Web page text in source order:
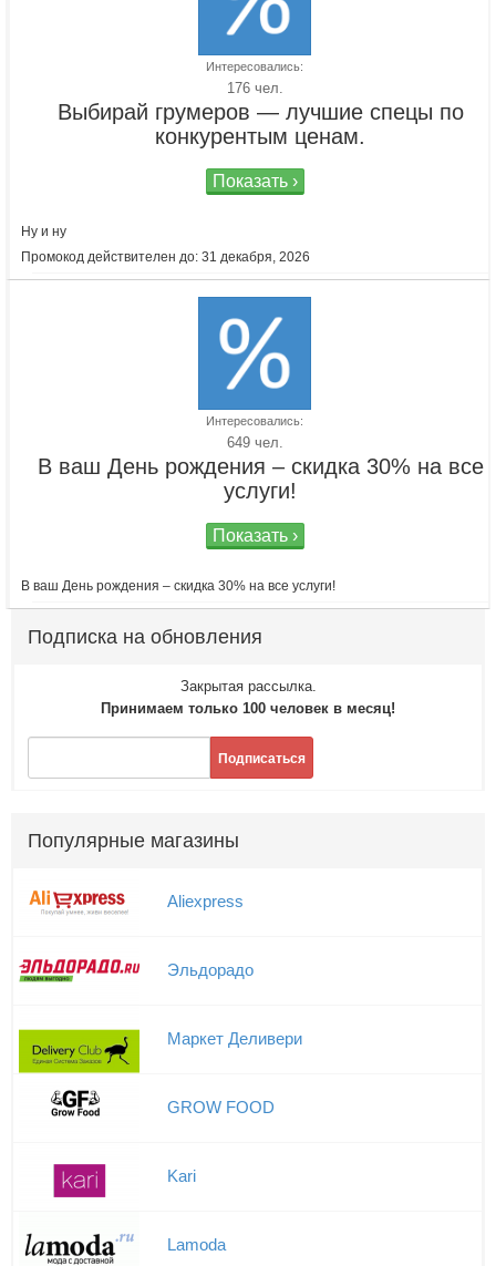
Интересовались:
176 чел.
Выбирай грумеров — лучшие спецы по
конкурентым ценам.
Показать ›
Ну и ну
Промокод действителен до: 31 декабря, 2026
Интересовались:
649 чел.
В ваш День рождения – скидка 30% на все
услуги!
Показать ›
В ваш День рождения – скидка 30% на все услуги!
Подписка на обновления
Закрытая рассылка.
Принимаем только 100 человек в месяц!
Подписаться
Популярные магазины
Aliexpress
Эльдорадо
Маркет Деливери
GROW FOOD
Kari
Lamoda